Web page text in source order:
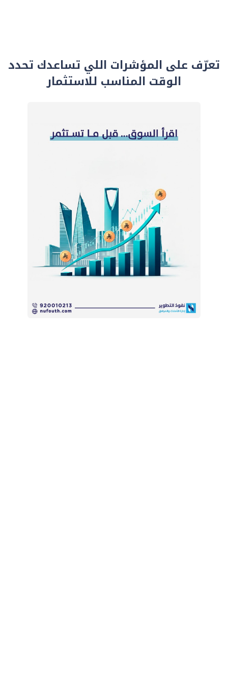
تعرّف على المؤشرات اللي تساعدك تحدد
الوقت المناسب للاستثمار